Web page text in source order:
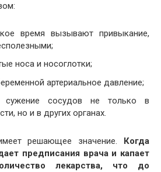
время вызывают привыкание,
носа и носоглотки;
артериальное давление;
сужение сосудов не только в
но и в других органах.
решающее значение. Когда
предписания врача и капает
лекарства, что до